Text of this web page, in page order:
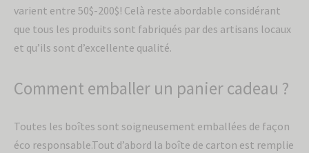
varient entre 50$-200$! Celà reste abordable considérant
que tous les produits sont fabriqués par des artisans locaux
et qu’ils sont d’excellente qualité.
Comment emballer un panier cadeau ?
Toutes les boîtes sont soigneusement emballées de façon
éco responsable.Tout d’abord la boîte de carton est remplie